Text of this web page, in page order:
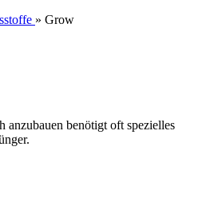
» Grow
anzubauen benötigt oft spezielles